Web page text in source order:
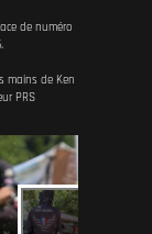
de numéro
mains de Ken
PRS